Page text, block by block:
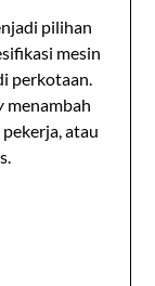
pilihan
mesin
perkotaan.
menambah
atau